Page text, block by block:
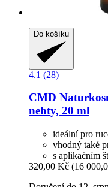
Do košíku
4.1 (28)
CMD
nehty, 20 ml
ideální pro
vhodný také
s aplikačním
320,00 Kč (16